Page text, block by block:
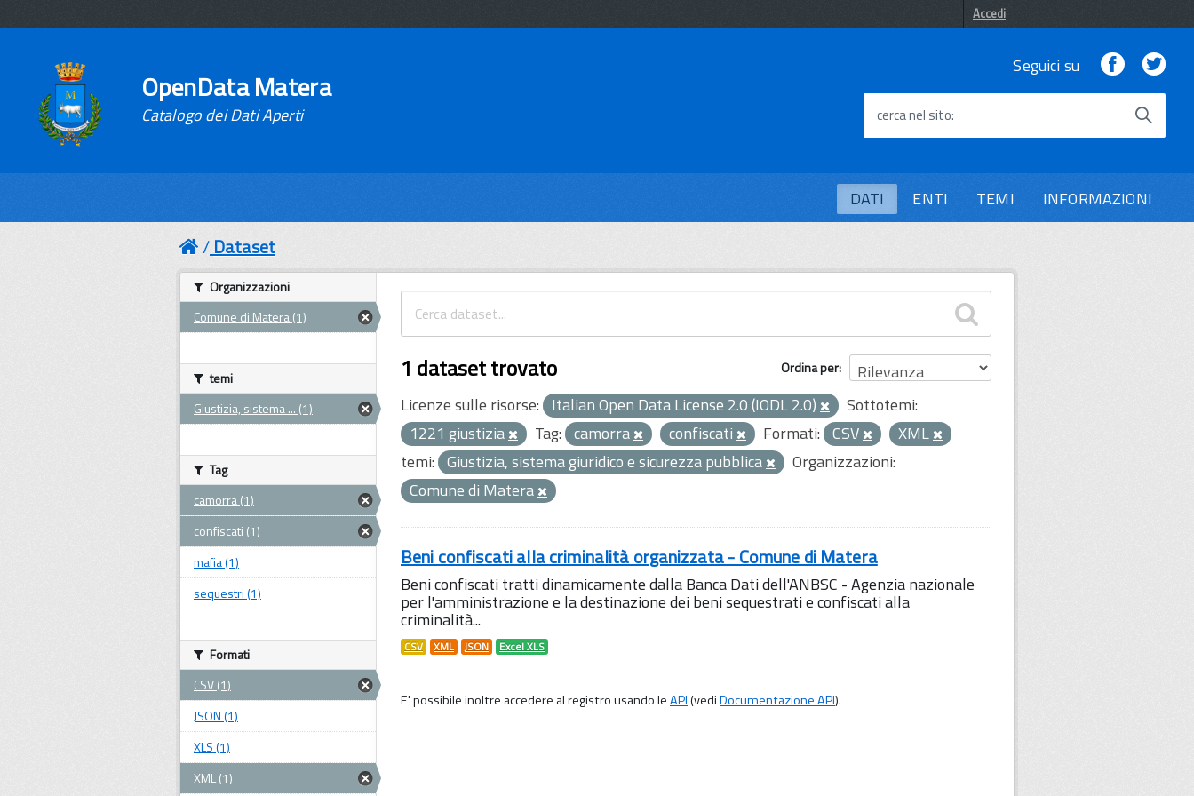
Accedi
OpenData Matera
Catalogo dei Dati Aperti
Seguici su Facebook
cerca nel sito
DATI ENTI TEMI INFORMAZIONI
Dataset
Ordina per
1 dataset trovato
Licenze sulle risorse: Italian Open Data License 2.0 (IODL 2.0)
Sottotemi:
1221 giustizia
Tag: camorra confiscati Formati: CSV
XML
temi: Giustizia, sistema giuridico e sicurezza pubblica
Organizzazioni:
Comune di Matera
Beni confiscati alla criminalità organizzata - Comune di Matera
Beni confiscati tratti dinamicamente dalla Banca Dati dell'ANBSC - Agenzia nazionale
per l'amministrazione e la destinazione dei beni sequestrati e confiscati alla
criminalità...
CSV XML JSON Excel XLS
E' possibile inoltre accedere al registro usando leAPI(vediDocumentazione API).
Organizzazioni
Comune di Matera (1)
temi
Giustizia, sistema ... (1)
Tag
camorra (1)
confiscati (1)
mafia (1)
sequestri (1)
Formati
CSV (1)
JSON (1)
XLS (1)
XML (1)